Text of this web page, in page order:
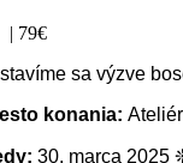
| 79€
sa výzve
konania:
30. marca 2025